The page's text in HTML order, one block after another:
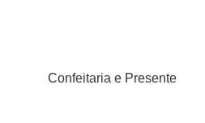
Confeitaria e Presente